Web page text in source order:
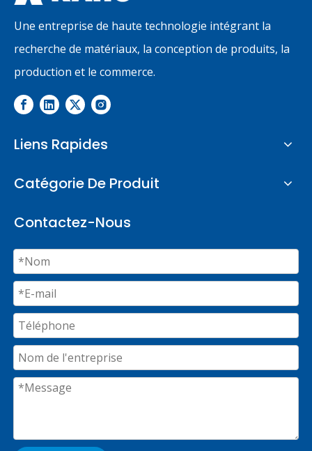
Une entreprise de haute technologie intégrant la
recherche de matériaux, la conception de produits, la
production et le commerce.
Liens Rapides
Catégorie De Produit
Contactez-Nous